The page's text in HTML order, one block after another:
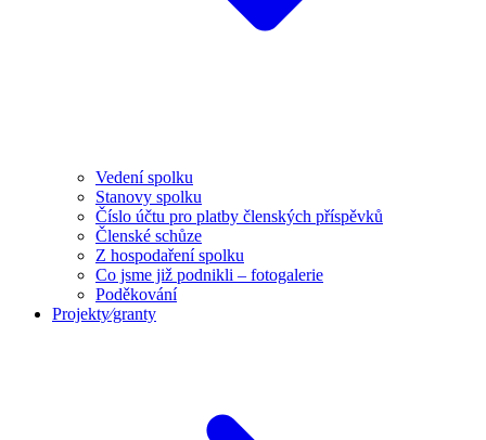
Vedení spolku
Stanovy spolku
Číslo účtu pro platby členských příspěvků
Členské schůze
Z hospodaření spolku
Co jsme již podnikli – fotogalerie
Poděkování
Projekty⁄granty